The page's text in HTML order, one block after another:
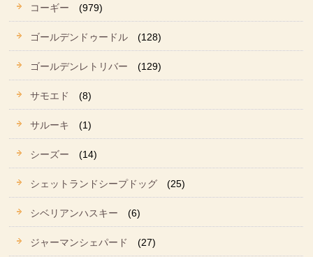
コーギー (979)
ゴールデンドゥードル (128)
ゴールデンレトリバー (129)
サモエド (8)
サルーキ (1)
シーズー (14)
シェットランドシープドッグ (25)
シベリアンハスキー (6)
ジャーマンシェパード (27)